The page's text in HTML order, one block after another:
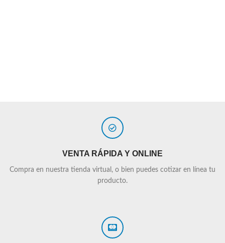
VENTA RÁPIDA Y ONLINE
Compra en nuestra tienda virtual, o bien puedes cotizar en línea tu
producto.